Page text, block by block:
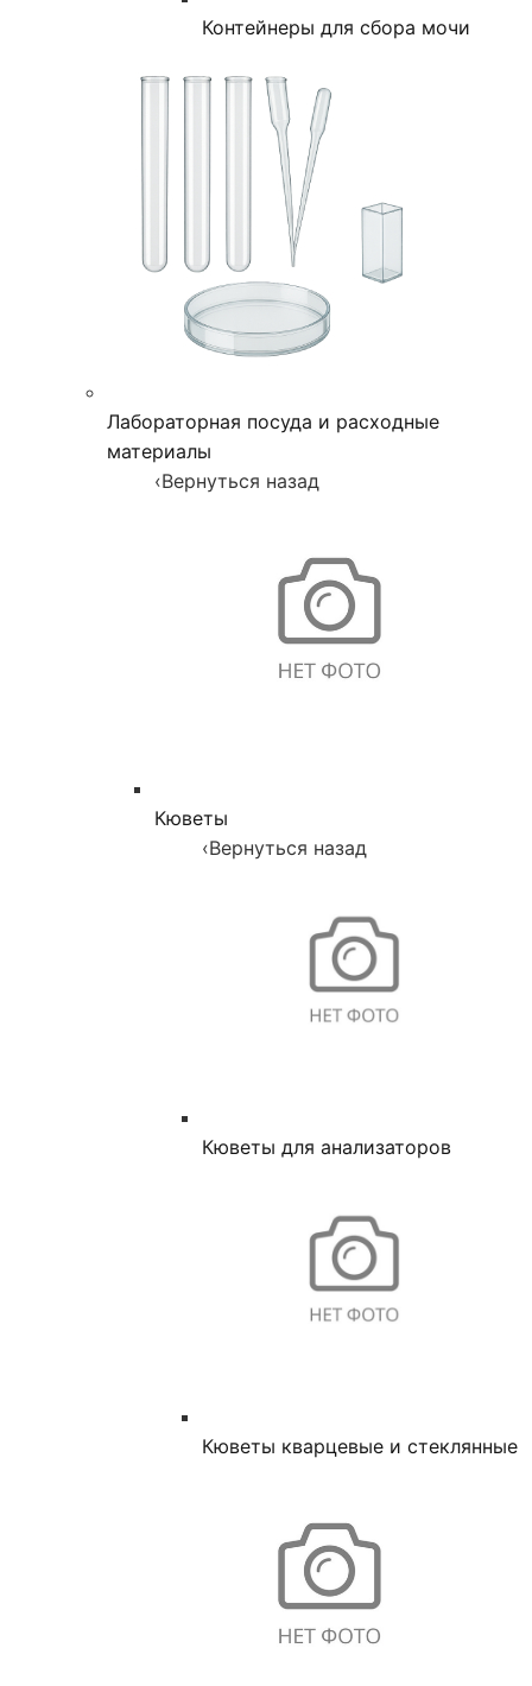
Контейнеры для сбора мочи
Лабораторная посуда и расходные
материалы
‹Вернуться назад
Кюветы
‹Вернуться назад
Кюветы для анализаторов
Кюветы кварцевые и стеклянные